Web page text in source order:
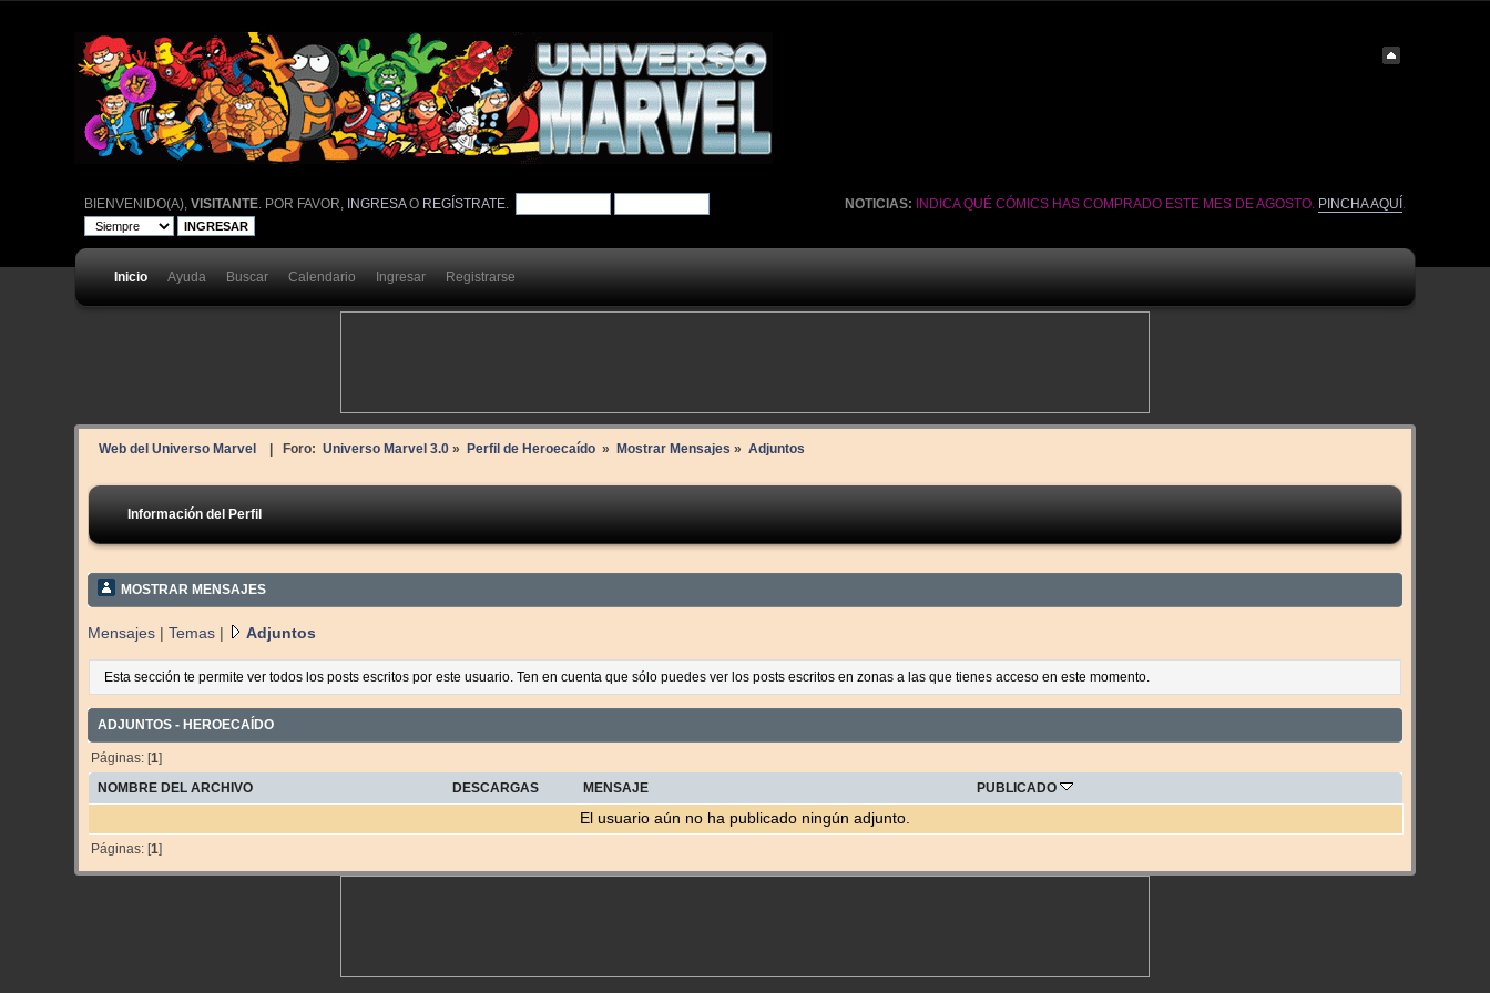
NOTICIAS: INDICA QUÉ CÓMICS HAS COMPRADO ESTE MES DE AGOSTO. PINCHA AQUÍ
BIENVENIDO(A), VISITANTE. POR FAVOR, INGRESAO REGÍSTRATE.
Inicio Ayuda Buscar Calendario Ingresar Registrarse
Web del Universo Marvel | Foro: Universo Marvel 3.0» Perfil de Heroecaído » Mostrar Mensajes » Adjuntos
Información del Perfil
MOSTRAR MENSAJES
Mensajes |Temas | Adjuntos
Esta sección te permite ver todos los posts escritos por este usuario. Ten en cuenta que sólo puedes ver los posts escritos en zonas a las que tienes acceso en este momento.
ADJUNTOS - HEROECAÍDO
Páginas: [1]
NOMBRE DEL ARCHIVO DESCARGAS MENSAJE PUBLICADO
El usuario aún no ha publicado ningún adjunto.
Páginas: [1]